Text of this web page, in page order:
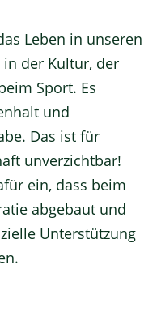
Leben in unseren
der Kultur, der
Sport. Es
und
Das ist für
unverzichtbar!
ein, dass beim
abgebaut und
Unterstützung